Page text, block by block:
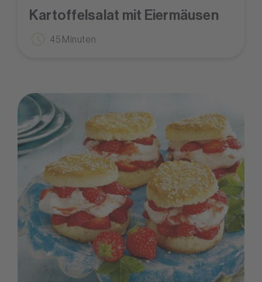
Kartoffelsalat mit Eiermäusen
45 Minuten